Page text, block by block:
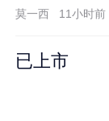
莫一西 11小时前
已上市